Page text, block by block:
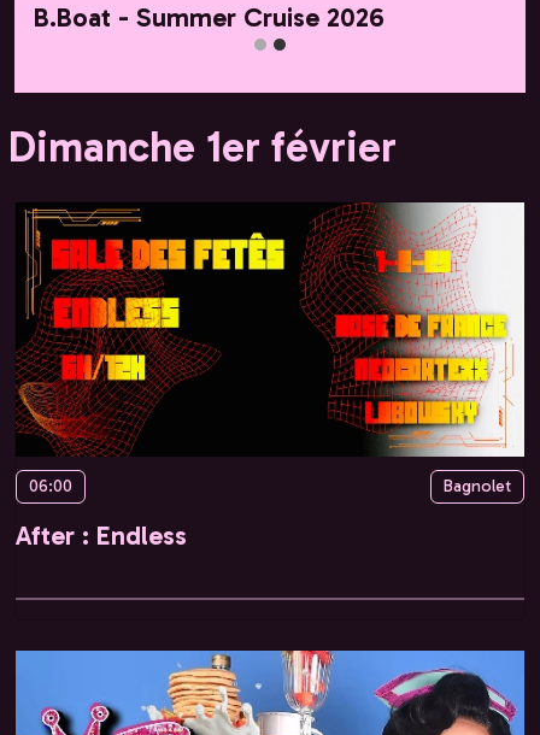
It's B(ea)ch Party #7 - Gaga x Dua
Dimanche 1er février
06:00 Bagnolet
After : Endless